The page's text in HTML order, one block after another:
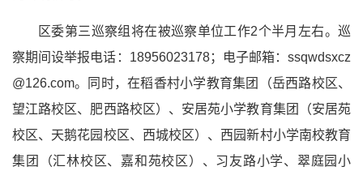
区委第三巡察组将在被巡察单位工作2个半月左右。巡
察期间设举报电话：18956023178；电子邮箱：ssqwdsxcz
@126.com。同时，在稻香村小学教育集团（岳西路校区、
望江路校区、肥西路校区）、安居苑小学教育集团（安居苑
校区、天鹅花园校区、西城校区）、西园新村小学南校教育
集团（汇林校区、嘉和苑校区）、习友路小学、翠庭园小